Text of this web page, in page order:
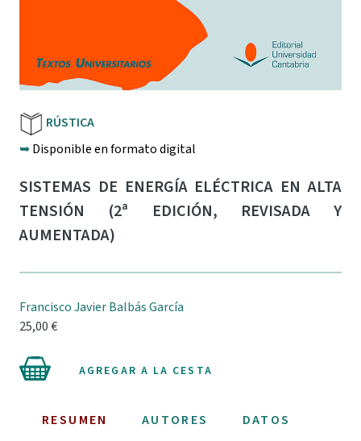
RÚSTICA
➥Disponible en formato digital
SISTEMAS DE ENERGÍA ELÉCTRICA EN ALTA
TENSIÓN (2ª EDICIÓN, REVISADA Y
AUMENTADA)
Francisco Javier Balbás García
25,00 €
AGREGAR A LA CESTA
RESUMEN AUTORES
DATOS